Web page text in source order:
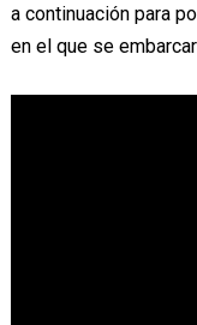
a continuación para
en el que se